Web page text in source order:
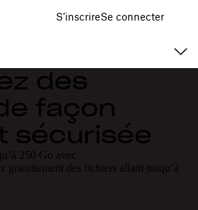
S’inscrireSe connecter
des
façon
sécurisée
250 Go avec
gratuitement des fichiers allant jusqu’à